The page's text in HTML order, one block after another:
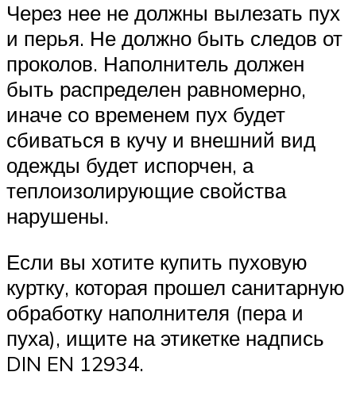
Через нее не должны вылезать пух
и перья. Не должно быть следов от
проколов. Наполнитель должен
быть распределен равномерно,
иначе со временем пух будет
сбиваться в кучу и внешний вид
одежды будет испорчен, а
теплоизолирующие свойства
нарушены.
Если вы хотите купить пуховую
куртку, которая прошел санитарную
обработку наполнителя (пера и
пуха), ищите на этикетке надпись
DIN EN 12934.